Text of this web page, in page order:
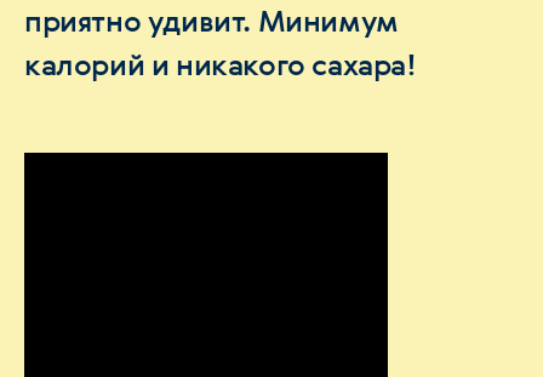
приятно удивит. Минимум
калорий и никакого сахара!